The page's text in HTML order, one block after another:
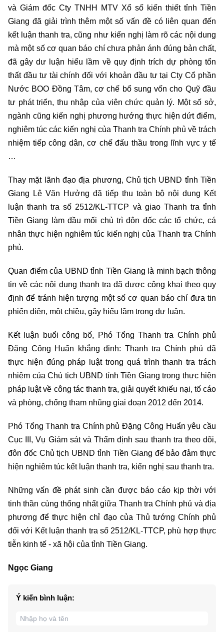
và Giám đốc Cty TNHH MTV Xổ số kiến thiết tỉnh Tiền
Giang đã giải trình thêm một số vấn đề có liên quan đến
kết luận thanh tra, cũng như kiến nghị làm rõ các nội dung
mà một số cơ quan báo chí chưa phản ánh đúng bản chất,
đã gây dư luận hiểu lầm về quy định trích dự phòng tổn
thất đầu tư tài chính đối với khoản đầu tư tại Cty Cổ phần
Nước BOO Đồng Tâm, cơ chế bổ sung vốn cho Quỹ đầu
tư phát triển, thu nhập của viên chức quản lý. Một số sở,
ngành cũng kiến nghị phương hướng thực hiện dứt điểm,
nghiêm túc các kiến nghị của Thanh tra Chính phủ về trách
nhiệm tiếp công dân, cơ chế đấu thầu trong lĩnh vực y tế
…
Thay mặt lãnh đạo địa phương, Chủ tịch UBND tỉnh Tiền
Giang Lê Văn Hưởng đã tiếp thu toàn bộ nội dung Kết
luận thanh tra số 2512/KL-TTCP và giao Thanh tra tỉnh
Tiền Giang làm đầu mối chủ trì đôn đốc các tổ chức, cá
nhân thực hiện nghiêm túc kiến nghị của Thanh tra Chính
phủ.
Quan điểm của UBND tỉnh Tiền Giang là minh bạch thông
tin về các nội dung thanh tra đã được công khai theo quy
định để tránh hiện tượng một số cơ quan báo chí đưa tin
phiến diện, một chiều, gây hiểu lầm trong dư luận.
Kết luận buổi công bố, Phó Tổng Thanh tra Chính phủ
Đặng Công Huẩn khẳng định: Thanh tra Chính phủ đã
thực hiện đúng pháp luật trong quá trình thanh tra trách
nhiệm của Chủ tịch UBND tỉnh Tiền Giang trong thực hiện
pháp luật về công tác thanh tra, giải quyết khiếu nại, tố cáo
và phòng, chống tham nhũng giai đoạn 2012 đến 2014.
Phó Tổng Thanh tra Chính phủ Đặng Công Huẩn yêu cầu
Cục III, Vụ Giám sát và Thẩm định sau thanh tra theo dõi,
đôn đốc Chủ tịch UBND tỉnh Tiền Giang để bảo đảm thực
hiện nghiêm túc kết luận thanh tra, kiến nghị sau thanh tra.
Những vấn đề phát sinh cần được báo cáo kịp thời với
tinh thần cùng thống nhất giữa Thanh tra Chính phủ và địa
phương để thực hiện chỉ đạo của Thủ tướng Chính phủ
đối với Kết luận thanh tra số 2512/KL-TTCP, phù hợp thực
tiễn kinh tế - xã hội của tỉnh Tiền Giang.
Ngọc Giang
Ý kiến bình luận: